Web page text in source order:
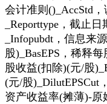
会计准则()_AccStd
_Reporttype，截止
_Infopubdt，信息来
股)_BasEPS，稀释
股收益(扣除)(元/股
(元/股)_DilutEPSCut
资产收益率(摊薄)-原